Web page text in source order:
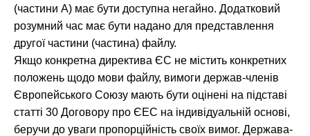
(частини А) має бути доступна негайно. Додатковий
розумний час має бути надано для представлення
другої частини (частина) файлу.
Якщо конкретна директива ЄС не містить конкретних
положень щодо мови файлу, вимоги держав-членів
Європейського Союзу мають бути оцінені на підставі
статті 30 Договору про ЄЕС на індивідуальній основі,
беручи до уваги пропорційність своїх вимог. Держава-